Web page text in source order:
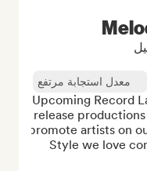
معدل استجابة مرتفع
Upcoming Record
release
promote artists on
Style we love